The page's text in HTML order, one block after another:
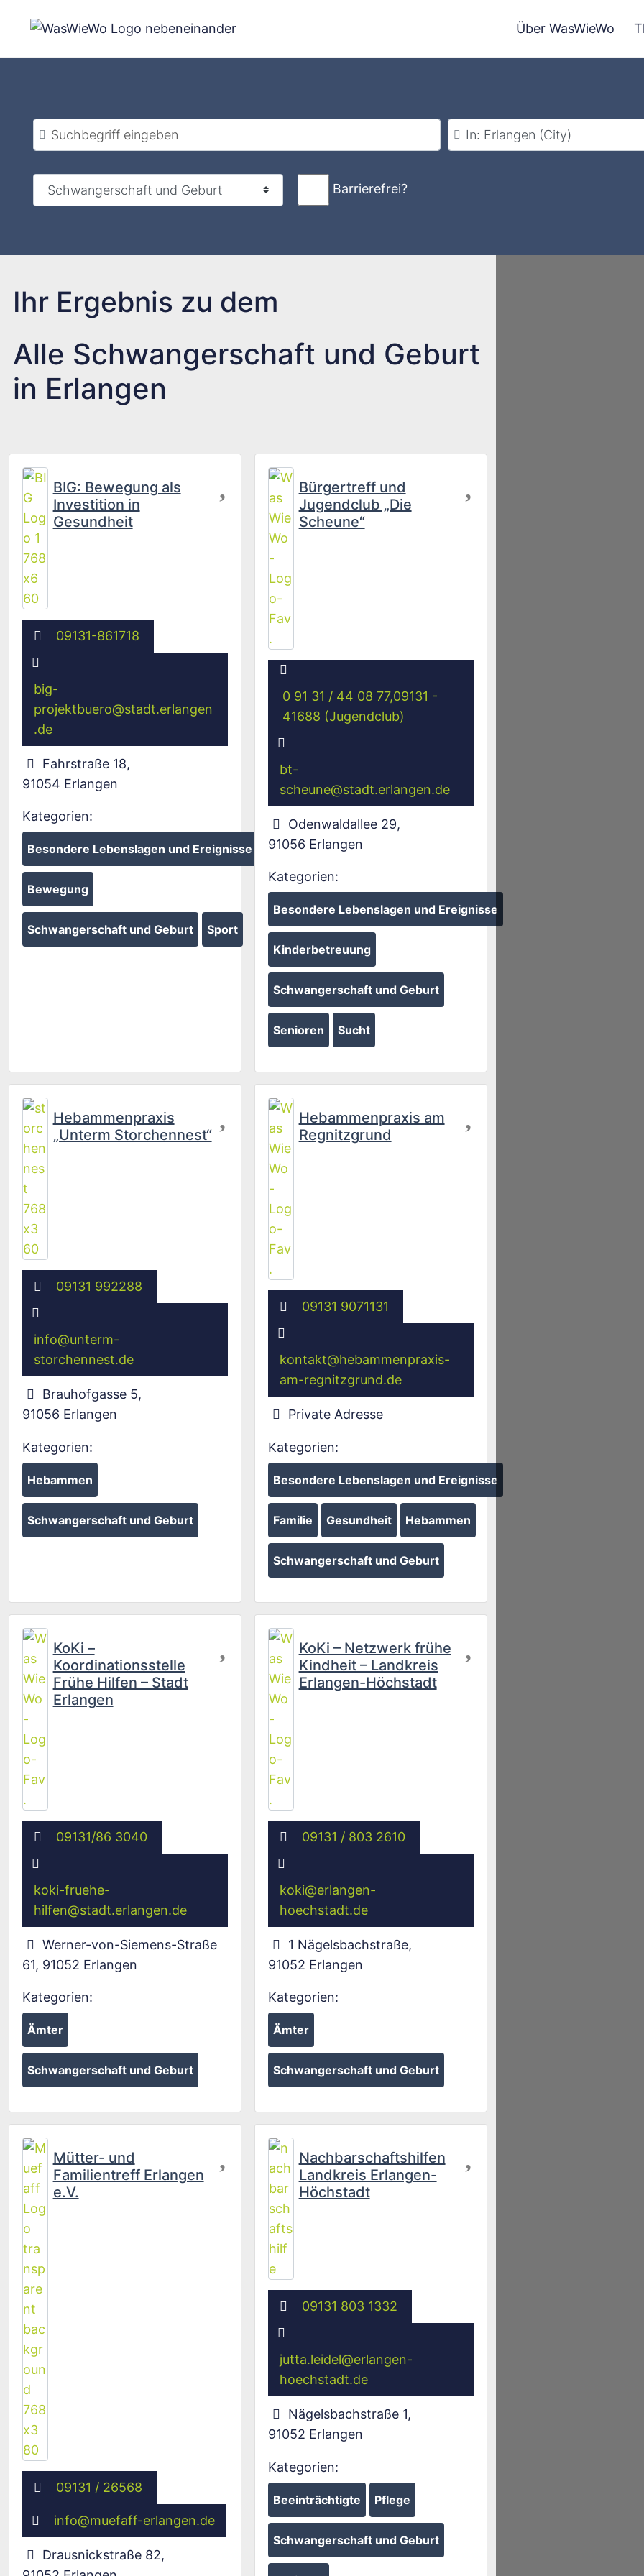
Inhalt
Über WasWieWo
Suchbegriff eingeben Stadt
Barrierefrei?
Ihr Ergebnis zu dem
Alle Schwangerschaft und Geburt
in Erlangen
BIG: Bewegung als
Investition in
Gesundheit
Favorit
09131-861718
big-
projektbuero@stadt.erlangen
.de
Fahrstraße 18,
91054 Erlangen
Kategorien:
Besondere Lebenslagen und Ereignisse
Bewegung
Schwangerschaft und Geburt Sport
Bürgertreff und
Jugendclub „Die
Scheune“
0 91 31 / 44 08 77,09131 -
41688 (Jugendclub)
bt-
scheune@stadt.erlangen.de
Odenwaldallee 29,
91056 Erlangen
Kategorien:
Besondere Lebenslagen und Ereignisse
Kinderbetreuung
Schwangerschaft und Geburt
Senioren Sucht
Hebammenpraxis
„Unterm Storchennest“
Favorit
09131 992288
info@unterm-
storchennest.de
Brauhofgasse 5,
91056 Erlangen
Kategorien:
Hebammen
Schwangerschaft und Geburt
Hebammenpraxis am
Regnitzgrund
09131 9071131
kontakt@hebammenpraxis-
am-regnitzgrund.de
Private Adresse
Kategorien:
Besondere Lebenslagen und Ereignisse
Familie Gesundheit Hebammen
Schwangerschaft und Geburt
KoKi –
Koordinationsstelle
Frühe Hilfen – Stadt
Erlangen
Favorit
09131/86 3040
koki-fruehe-
hilfen@stadt.erlangen.de
Werner-von-Siemens-Straße
61, 91052 Erlangen
Kategorien:
Ämter
Schwangerschaft und Geburt
KoKi – Netzwerk frühe
Kindheit – Landkreis
Erlangen-Höchstadt
09131 / 803 2610
koki@erlangen-
hoechstadt.de
1 Nägelsbachstraße,
91052 Erlangen
Kategorien:
Ämter
Schwangerschaft und Geburt
Mütter- und
Familientreff Erlangen
e.V.
Favorit
09131 / 26568
info@muefaff-erlangen.de
Drausnickstraße 82,
Nachbarschaftshilfen
Landkreis Erlangen-
Höchstadt
09131 803 1332
jutta.leidel@erlangen-
hoechstadt.de
Nägelsbachstraße 1,
91052 Erlangen
Kategorien:
Beeinträchtigte Pflege
Schwangerschaft und Geburt